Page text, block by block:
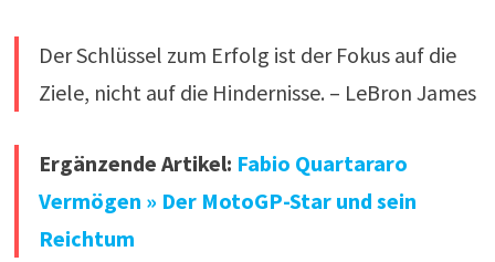
Der Schlüssel zum Erfolg ist der Fokus auf die
Ziele, nicht auf die Hindernisse. – LeBron James
Ergänzende Artikel: Fabio Quartararo
Vermögen » Der MotoGP-Star und sein
Reichtum